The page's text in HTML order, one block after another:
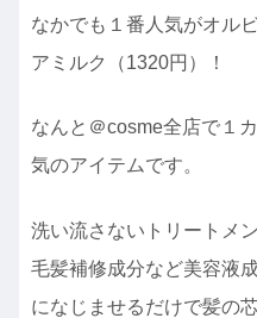
なかでも１番人気がオル
アミルク（1320円）！
なんと＠cosme全店で１
気のアイテムです。
洗い流さないトリートメ
毛髪補修成分など美容液
になじませるだけで髪の